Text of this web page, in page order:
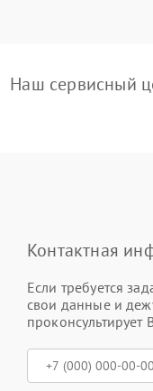
Наш сервисный
Контактная
Если требуется
свои данные и
проконсультирует